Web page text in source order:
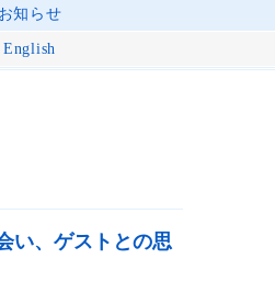
お知らせ
English
い、ゲストとの思